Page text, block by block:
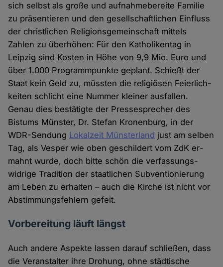
sich selbst als große und auf­nahme­bereite Familie
zu präsentieren und den gesell­schaf­tlichen Einfluss
der christ­lichen Religions­gemein­schaft mittels
Zahlen zu überhöhen: Für den Katholiken­tag in
Leipzig sind Kosten in Höhe von 9,9 Mio. Euro und
über 1.000 Programm­punkte geplant. Schießt der
Staat kein Geld zu, müssten die religiösen Feier­lich­
keiten schlicht eine Nummer kleiner aus­fallen.
Genau dies bestätigte der Presse­sprecher des
Bistums Münster, Dr. Stefan Kronenburg, in der
WDR-Sendung Lokalzeit Münsterland just am selben
Tag, als Vesper wie oben ge­schildert vom ZdK er­
mahnt wurde, doch bitte schön die verfassungs­
widrige Tradition der staat­lichen Sub­ventionierung
am Leben zu er­halten – auch die Kirche ist nicht vor
Abstimmungs­fehlern gefeit.
Vorbereitung läuft längst
Auch andere Aspekte lassen darauf schließen, dass
die Veran­stalter ihre Drohung, ohne städtische